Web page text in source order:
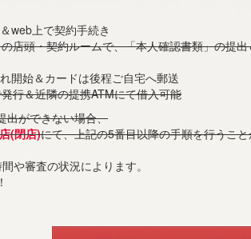
web上で契約手続き
店頭・契約ルームで、「本人確認書類」の提
開始＆カードは後程ご自宅へ郵送
行＆近隣の提携ATMにて借入可能
出ができない場合、
(閉店)にて、上記の5番目以降の手順を行うこ
や審査の状況によります。